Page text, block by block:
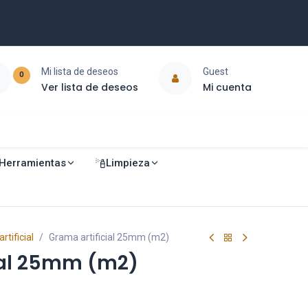
0 Mi lista de deseos
Ver lista de deseos
Guest
Mi cuenta
Limpieza
Grama artificial 25mm (m2)
25mm (m2)